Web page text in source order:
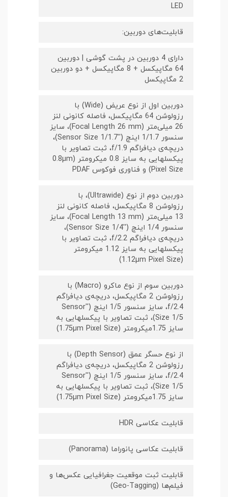
LED
قابلیت‌های دوربین:
دارای 4 دوربین در پشت گوشی | دوربین
64 مگاپیکسل + 8 مگاپیکسل + دو دوربین
2 مگاپیکسل
دوربین اول از نوع عریض (Wide) با
رزولوشن 64 مگاپیکسل، فاصله کانونی لنز
26 میلی‌متر (Focal Length 26 mm)، سایز
سنسور 1/1.7 اینچ (''Sensor Size 1/1.7)،
دریچه‌ی دیافراگم f/1.9، ثبت تصاویر با
پیکسل‎هایی به سایز 0.8 میکرومتر (0.8µm
Pixel Size) و فناوری فوکوس PDAF
دوربین دوم از نوع (Ultrawide)، با
رزولوشن 8 مگاپیکسل، فاصله کانونی لنز
13 میلی‌متر (Focal Length 13 mm)، سایز
سنسور 1/4 اینچ (''Sensor Size 1/4)،
دریچه‌ی دیافراگم f/2.2، ثبت تصاویر با
پیکسل‎هایی به سایز 1.12 میکرومتر
(1.12µm Pixel Size)
دوربین سوم از نوع ماکرو (Macro) با
رزولوشن 2 مگاپیکسل، دریچه‌ی دیافراگم
f/2.4، سایز سنسور 1/5 اینچ (''Sensor
Size 1/5)، ثبت تصاویر با پیکسل‎هایی به
سایز 1.75میکرومتر (1.75µm Pixel Size)
از نوع حسگر عمق (Depth Sensor) با
رزولوشن 2 مگاپیکسل، دریچه‌ی دیافراگم
f/2.4، سایز سنسور 1/5 اینچ (''Sensor
Size 1/5)، ثبت تصاویر با پیکسل‎هایی به
سایز 1.75میکرومتر (1.75µm Pixel Size)
قابلیت عکاسی HDR
قابلیت عکاسی پانوراما (Panorama)
قابلیت ثبت موقعیت جغرافیایی عکس‌ها و
فیلم‌ها (Geo-Tagging)